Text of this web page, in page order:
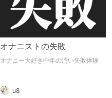
オナニストの失敗
オナニー大好き中年の汚い失敗体験
u8